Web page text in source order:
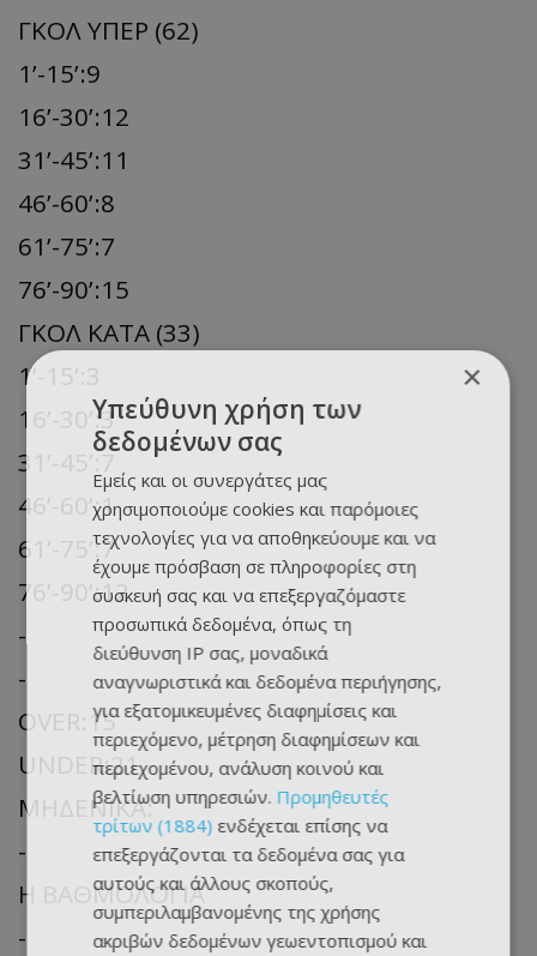
ΓΚΟΛ ΥΠΕΡ (62)
1’-15’:9
16’-30’:12
31’-45’:11
46’-60’:8
61’-75’:7
76’-90’:15
ΓΚΟΛ ΚΑΤΑ (33)
1’-15’:3
16’-30’:3
31’-45’:7
46’-60’:1
61’-75’:7
76’-90’:12
-
-
OVER:15
UNDER:21
ΜΗΔΕΝΙΚΑ:
-
Η ΒΑΘΜΟΛΟΓΙΑ
-
×
Υπεύθυνη χρήση των
δεδομένων σας
Εμείς και οι συνεργάτες μας
χρησιμοποιούμε cookies και παρόμοιες
τεχνολογίες για να αποθηκεύουμε και να
έχουμε πρόσβαση σε πληροφορίες στη
συσκευή σας και να επεξεργαζόμαστε
προσωπικά δεδομένα, όπως τη
διεύθυνση IP σας, μοναδικά
αναγνωριστικά και δεδομένα περιήγησης,
για εξατομικευμένες διαφημίσεις και
περιεχόμενο, μέτρηση διαφημίσεων και
περιεχομένου, ανάλυση κοινού και
βελτίωση υπηρεσιών. Προμηθευτές
τρίτων (1884) ενδέχεται επίσης να
επεξεργάζονται τα δεδομένα σας για
αυτούς και άλλους σκοπούς,
συμπεριλαμβανομένης της χρήσης
ακριβών δεδομένων γεωεντοπισμού και